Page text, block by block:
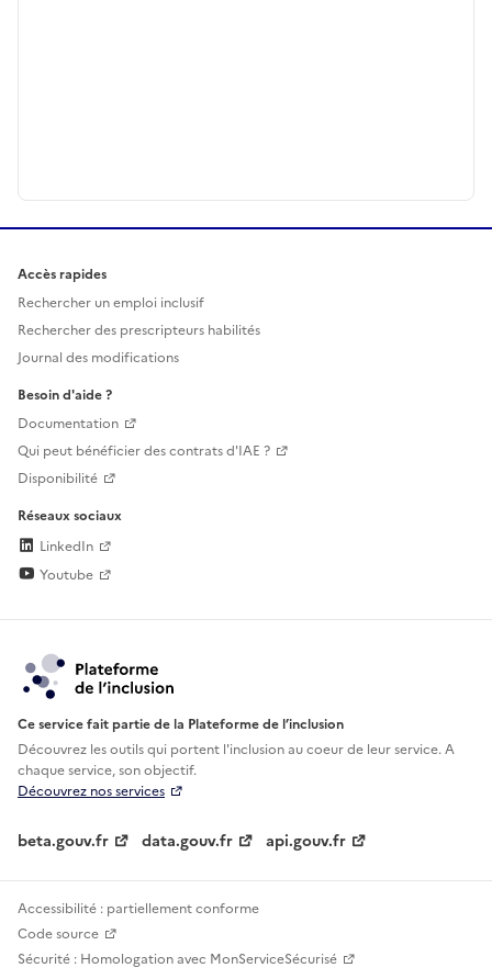
Accès rapides
Rechercher un emploi inclusif
Rechercher des prescripteurs habilités
Journal des modifications
Besoin d'aide ?
Documentation
Qui peut bénéficier des contrats d'IAE ?
Disponibilité
Réseaux sociaux
LinkedIn
Youtube
Ce service fait partie de la Plateforme de l’inclusion
Découvrez les outils qui portent l'inclusion aucoeur de leur service. A
chaque service, son objectif.
Découvrez nos services
beta.gouv.fr data.gouv.fr api.gouv.fr
Accessibilité : partiellement conforme
Code source
Sécurité : Homologation avec MonServiceSécurisé